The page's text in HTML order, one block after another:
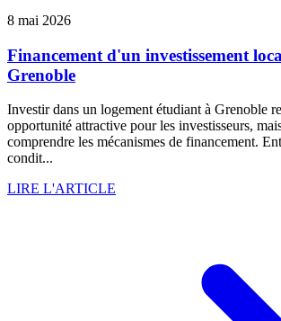
8 mai 2026
Financement d'un investissement
Grenoble
Investir dans un logement étudiant à Grenoble
opportunité attractive pour les investisseurs,
comprendre les mécanismes de financement.
condit...
LIRE L'ARTICLE